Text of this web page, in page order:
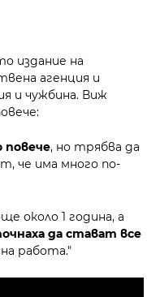
издание на
агенция и
и чужбина. Виж
повече, но трябва да
че има много по-
около 1 година, а
да стават все
работа."